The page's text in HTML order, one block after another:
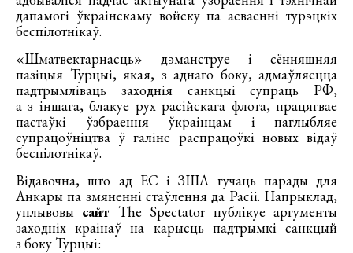
дапамогі ўкраінскаму войску па асваенні турэцкіх
беспілотнікаў.
«Шматвектарнасць» дэманструе і сённяшняя
пазіцыя Турцыі, якая, з аднаго боку, адмаўляецца
падтрымліваць заходнія санкцыі супраць РФ,
а з іншага, блакуе рух расійскага флота, працягвае
пастаўкі ўзбраення ўкраінцам і паглыбляе
супрацоўніцтва ў галіне распрацоўкі новых відаў
беспілотнікаў.
Відавочна, што ад ЕС і ЗША гучаць парады для
Анкары па змяненні стаўлення да Расіі. Напрыклад,
уплывовы сайт The Spectator публікуе аргументы
заходніх краінаў на карысць падтрымкі санкцый
з боку Турцыі: